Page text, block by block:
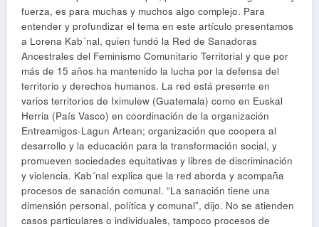
fuerza, es para muchas y muchos algo complejo. Para
entender y profundizar el tema en este artículo presentamos
a Lorena Kab´nal, quien fundó la Red de Sanadoras
Ancestrales del Feminismo Comunitario Territorial y que por
más de 15 años ha mantenido la lucha por la defensa del
territorio y derechos humanos. La red está presente en
varios territorios de Iximulew (Guatemala) como en Euskal
Herria (País Vasco) en coordinación de la organización
Entreamigos-Lagun Artean; organización que coopera al
desarrollo y la educación para la transformación social, y
promueven sociedades equitativas y libres de discriminación
y violencia. Kab´nal explica que la red aborda y acompaña
procesos de sanación comunal. “La sanación tiene una
dimensión personal, política y comunal”, dijo. No se atienden
casos particulares o individuales, tampoco procesos de